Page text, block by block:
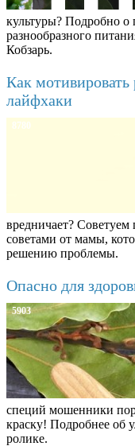
культуры? Подробно о
разнообразного
Кобзарь.
Как мотивировать
лайфхаки
8780
вредничает?
советами от мамы,
решению проблемы.
Опасно для
5903
специй мошенники
краску! Подробнее об
ролике.